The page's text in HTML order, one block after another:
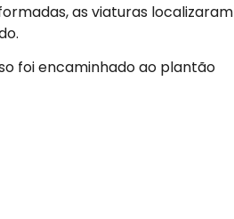
as viaturas localizaram
foi encaminhado ao plantão